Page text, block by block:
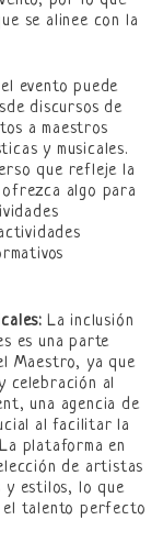
se alinee con la
evento puede
discursos de
a maestros
y musicales.
que refleje la
algo para
La inclusión
es una parte
Maestro, ya que
celebración al
una agencia de
al facilitar la
plataforma en
de artistas
y estilos, lo que
el talento perfecto